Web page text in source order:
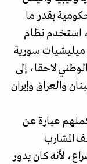
بقدر ما
استخدم نظام
ميليشيات سورية
لاحقا، إلى
والعراق وإيران
عبارة عن
المشارب
لأنه كان يدور